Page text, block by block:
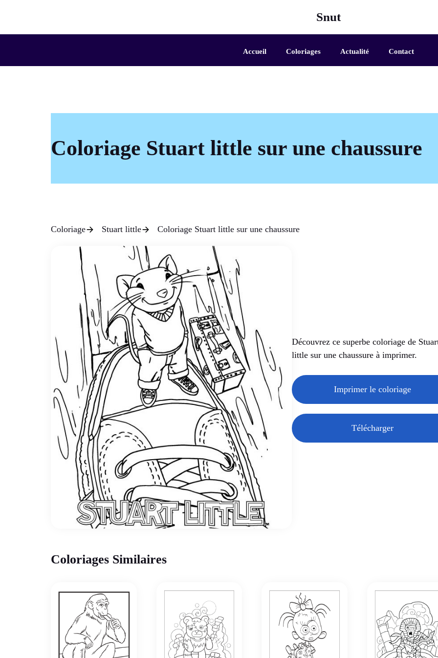
contenu
Snut
Accueil Coloriages Actualité Contact
Coloriage Stuart little sur une chaussure
Coloriage Stuart little Coloriage Stuart little sur une chaussure
Découvrez ce superbe coloriage de
little sur une chaussure à imprimer.
Imprimer le coloriage
Télécharger
Coloriages Similaires